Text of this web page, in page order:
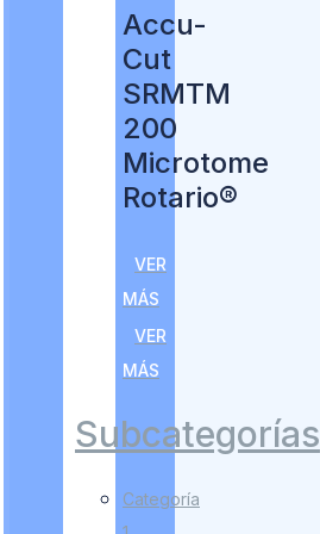
Accu-
Cut
SRMTM
200
Microtome
Rotario®
VER
MÁS
VER
MÁS
Subcategorías
Categoría